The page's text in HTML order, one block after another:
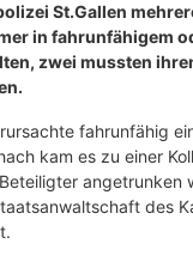
St.Gallen
in fahrunfähigem
zwei mussten
fahrunfähig
kam es zu einer
angetrunken
des